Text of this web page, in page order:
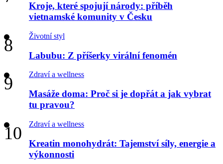
Kroje, které spojují národy: příběh
vietnamské komunity v Česku
Životní styl
Labubu: Z příšerky virální fenomén
Zdraví a wellness
Masáže doma: Proč si je dopřát a jak vybrat
tu pravou?
Zdraví a wellness
Kreatin monohydrát: Tajemství síly, energie a
výkonnosti